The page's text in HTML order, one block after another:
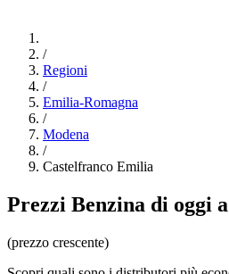
/
Regioni
/
Emilia-Romagna
/
Modena
/
Castelfranco Emilia
Prezzi Benzina di oggi
(prezzo crescente)